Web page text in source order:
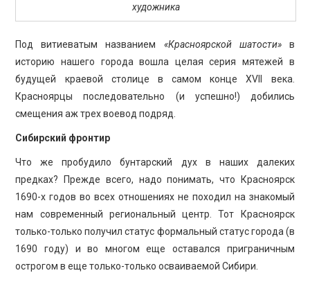
художника
Под витиеватым названием «Красноярской шатости»в
историю нашего города вошла целая серия мятежей в
будущей краевой столице в самом конце XVII века.
Красноярцы последовательно (и успешно!) добились
смещения аж трех воевод подряд.
Сибирский фронтир
Что же пробудило бунтарский дух в наших далеких
предках? Прежде всего, надо понимать, что Красноярск
1690-х годов во всех отношениях не походил на знакомый
нам современный региональный центр. Тот Красноярск
только-только получил статус формальный статус города (в
1690 году) и во многом еще оставался приграничным
острогом в еще только-только осваиваемой Сибири.